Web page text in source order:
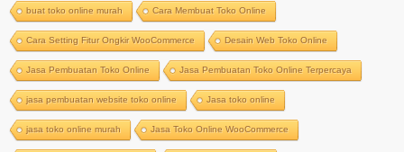
buat toko online murah Cara Membuat Toko Online
Cara Setting Fitur Ongkir WooCommerce Desain Web Toko Online
Jasa Pembuatan Toko Online Jasa Pembuatan Toko Online Terpercaya
jasa pembuatan website toko online Jasa toko online
jasa toko online murah Jasa Toko Online WooCommerce